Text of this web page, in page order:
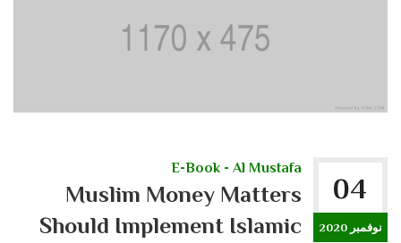
04
نوفمبر 2020
E-Book - Al Mustafa
Muslim Money Matters
Should Implement Islamic